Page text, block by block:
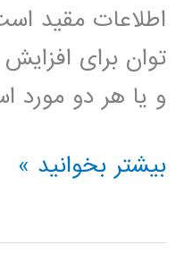
اطلاعات مقید
توان برای
و یا هر دو مورد
داده
data
بیشتر بخوانید »